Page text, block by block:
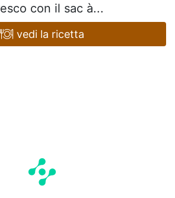
con il sac à...
vedi la ricetta